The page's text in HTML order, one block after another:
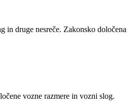
in druge nesreče. Zakonsko določena
vozne razmere in vozni slog.